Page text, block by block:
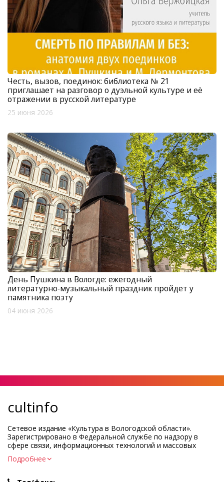
Честь, вызов, поединок: библиотека № 21
приглашает на разговор о дуэльной культуре и её
отражении в русской литературе
25 июня 2026
День Пушкина в Вологде: ежегодный
литературно‑музыкальный праздник пройдет у
памятника поэту
04 июня 2026
cultinfo
Сетевое издание «Культура в Вологодской области».
Зарегистрировано в Федеральной службе по надзору в
сфере связи, информационных технологий и массовых
коммуникаций.
Регистрационный номер и дата принятия решения о
Подробнее